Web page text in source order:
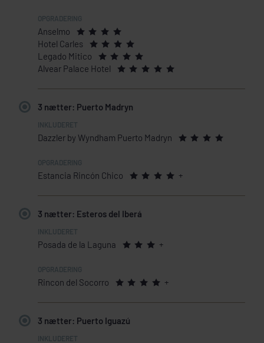
Anselmo
Hotel Carles
Legado Mitico
Alvear Palace Hotel
3 nætter: Puerto Madryn
Dazzler by Wyndham Puerto Madryn
Estancia Rincón Chico +
3 nætter: Esteros del Iberá
Posada de la Laguna +
Rincon del Socorro +
3 nætter: Puerto Iguazú